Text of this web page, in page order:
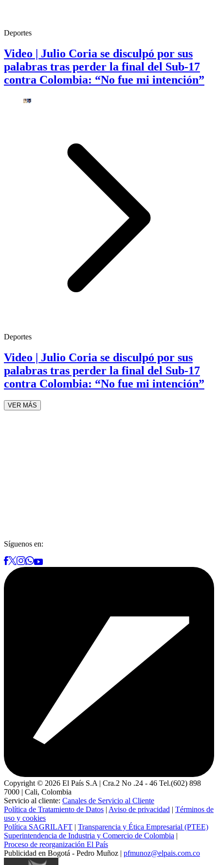
Deportes
Video | Julio Coria se disculpó por sus
palabras tras perder la final del Sub-17
contra Colombia: “No fue mi intención”
Deportes
Video | Julio Coria se disculpó por sus
palabras tras perder la final del Sub-17
contra Colombia: “No fue mi intención”
VER MÁS
Síguenos en:
Copyright © 2026 El País S.A | Cra.2 No .24 - 46 Tel.(602) 898
7000 | Cali, Colombia
Servicio al cliente: Canales de Servicio al Cliente
Política de Tratamiento de Datos | Aviso de privacidad | Términos de
uso y cookies
Política SAGRILAFT | Transparencia y Ética Empresarial (PTEE)
Superintendencia de Industria y Comercio de Colombia |
Proceso de reorganización El País
Publicidad en Bogotá - Pedro Muñoz | pfmunoz@elpais.com.co